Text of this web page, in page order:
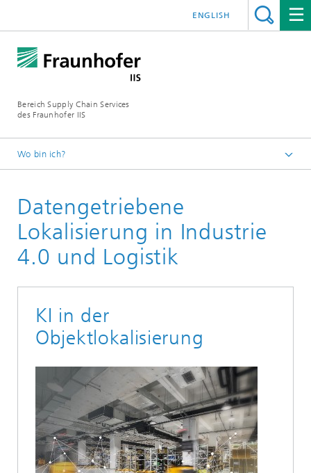
Bereich Supply Chain Services
des Fraunhofer IIS
ENGLISH
Wo bin ich?
Referenzprojekte
ADA Lovelace Center
Datengetriebene
Lokalisierung in Industrie
4.0 und Logistik
KI in der
Objektlokalisierung